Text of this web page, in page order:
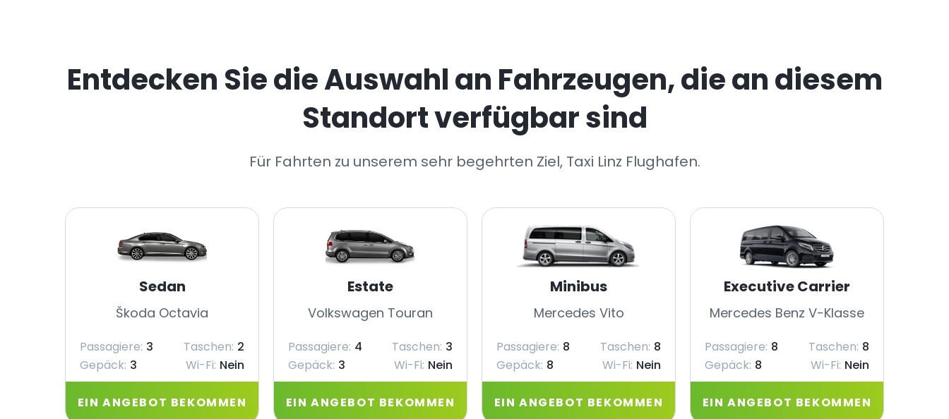
Entdecken Sie die Auswahl an Fahrzeugen, die an diesem
Standort verfügbar sind
Für Fahrten zu unserem sehr begehrten Ziel, Taxi Linz Flughafen.
Sedan
Škoda Octavia
Passagiere: 3 Taschen: 2
Gepäck: 3 Wi-Fi: Nein
EIN ANGEBOT BEKOMMEN
Estate
Volkswagen Touran
Passagiere: 4 Taschen: 3
Gepäck: 3 Wi-Fi: Nein
EIN ANGEBOT BEKOMMEN
Minibus
Mercedes Vito
Passagiere: 8 Taschen: 8
Gepäck: 8 Wi-Fi: Nein
EIN ANGEBOT BEKOMMEN
Executive Carrier
Mercedes Benz V-Klasse
Passagiere: 8 Taschen: 8
Gepäck: 8 Wi-Fi: Nein
EIN ANGEBOT BEKOMMEN